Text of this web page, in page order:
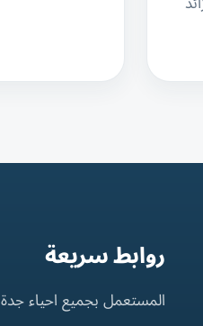
روابط سريعة
المستعمل بجميع احياء جدة